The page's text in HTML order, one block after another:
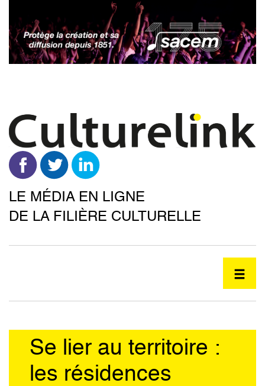
contenu
principal
LE MÉDIA EN LIGNE
DE LA FILIÈRE CULTURELLE
Se lier au territoire :
les résidences